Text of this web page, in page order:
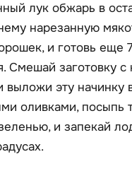
лук обжарь в
нарезанную
и готовь еще
Смешай заготовку с
выложи эту начинку
оливками, посыпь
и запекай